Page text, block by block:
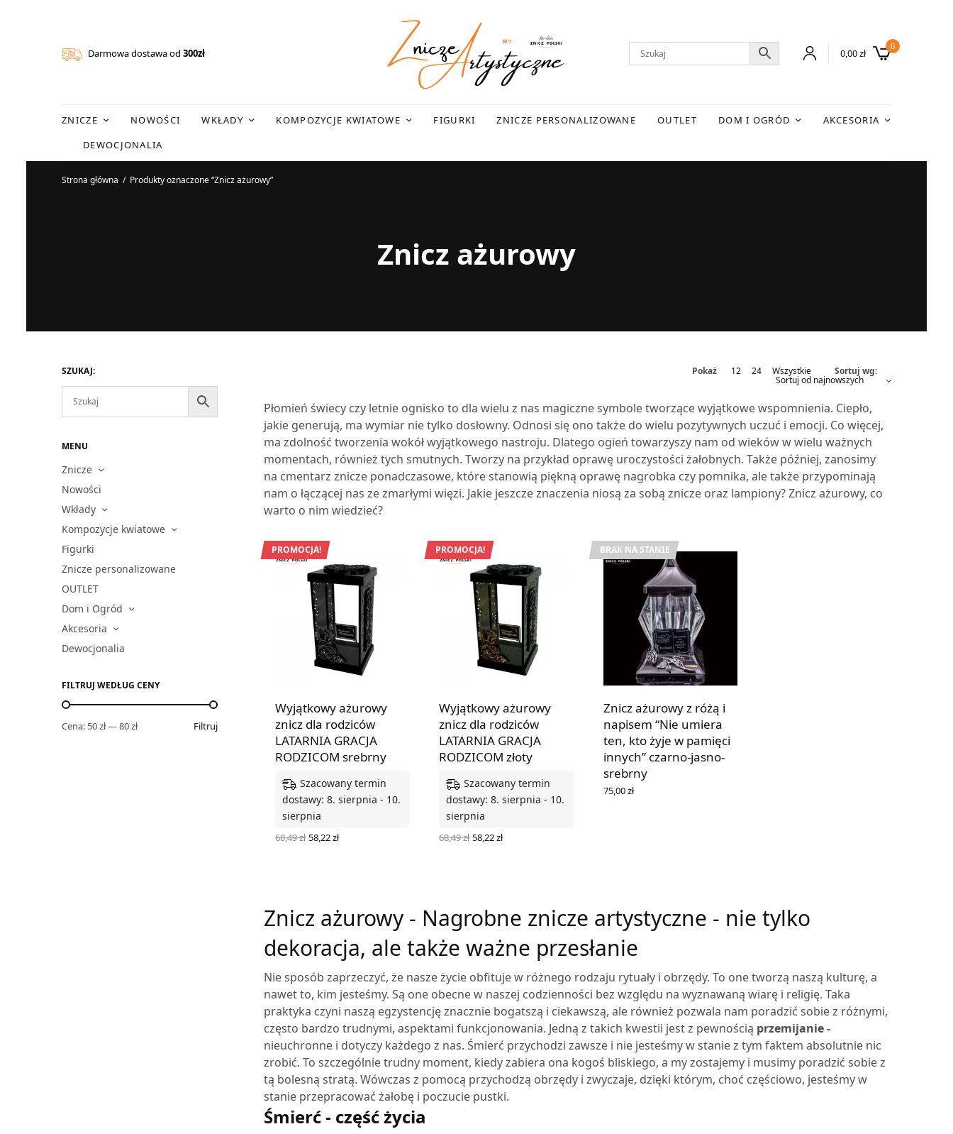
Darmowa dostawa od300zł 0,00zł
0
ZNICZE NOWOŚCI WKŁADY KOMPOZYCJE KWIATOWE FIGURKI ZNICZE PERSONALIZOWANE OUTLET DOM I OGRÓD
AKCESORIA
DEWOCJONALIA
Strona główna / Produkty oznaczone “Znicz ażurowy”
Znicz ażurowy
SZUKAJ:
MENU
Znicze
Nowości
Wkłady
Kompozycje kwiatowe
Figurki
Znicze personalizowane
OUTLET
Dom i Ogród
Akcesoria
Dewocjonalia
FILTRUJ WEDŁUG CENY
Filtruj
Cena: 50 zł—80 zł
Pokaż 12 24 Wszystkie Sortuj wg:
Płomień świecy czy letnie ognisko to dla wielu z nas magiczne symbole tworzące wyjątkowe wspomnienia. Ciepło,
jakie generują, ma wymiar nie tylko dosłowny. Odnosi się ono także do wielu pozytywnych uczuć i emocji. Co więcej,
ma zdolność tworzenia wokół wyjątkowego nastroju. Dlatego ogień towarzyszy nam od wieków w wielu ważnych
momentach, również tych smutnych. Tworzy na przykład oprawę uroczystości żałobnych. Także później, zanosimy
na cmentarz znicze ponadczasowe, które stanowią piękną oprawę nagrobka czy pomnika, ale także przypominają
nam o łączącej nas ze zmarłymi więzi. Jakie jeszcze znaczenia niosą za sobą znicze oraz lampiony? Znicz ażurowy, co
warto o nim wiedzieć?
PROMOCJA!
Wyjątkowy ażurowy
znicz dla rodziców
LATARNIA GRACJA
RODZICOM srebrny
Szacowany termin
dostawy: 8. sierpnia - 10.
sierpnia
68,49zł Pierwotna
cena
58,22złAktualna
PROMOCJA!
Wyjątkowy ażurowy
znicz dla rodziców
LATARNIA GRACJA
RODZICOM złoty
Szacowany termin
dostawy: 8. sierpnia - 10.
sierpnia
68,49zł Pierwotna
cena
58,22złAktualna
BRAK NA STANIE
Znicz ażurowy z różą i
napisem “Nie umiera
ten, kto żyje w pamięci
innych” czarno-jasno-
srebrny
75,00zł
Znicz ażurowy - Nagrobne znicze artystyczne - nie tylko
dekoracja, ale także ważne przesłanie
Nie sposób zaprzeczyć, że nasze życie obfituje w różnego rodzaju rytuały i obrzędy. To one tworzą naszą kulturę, a
nawet to, kim jesteśmy. Są one obecne w naszej codzienności bez względu na wyznawaną wiarę i religię. Taka
praktyka czyni naszą egzystencję znacznie bogatszą i ciekawszą, ale również pozwala nam poradzić sobie z różnymi,
często bardzo trudnymi, aspektami funkcjonowania. Jedną z takich kwestii jest z pewnością przemijanie -
nieuchronne i dotyczy każdego z nas. Śmierć przychodzi zawsze i nie jesteśmy w stanie z tym faktem absolutnie nic
zrobić. To szczególnie trudny moment, kiedy zabiera ona kogoś bliskiego, a my zostajemy i musimy poradzić sobie z
tą bolesną stratą. Wówczas z pomocą przychodzą obrzędy i zwyczaje, dzięki którym, choć częściowo, jesteśmy w
stanie przepracować żałobę i poczucie pustki.
Śmierć - część życia